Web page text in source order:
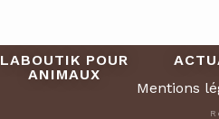
LABOUTIK POUR
ANIMAUX
Mentions